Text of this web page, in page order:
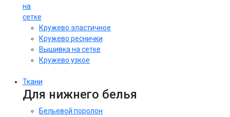
на
сетке
Кружево эластичное
Кружево реснички
Вышивка на сетке
Кружево узкое
Ткани
Для нижнего белья
Бельевой поролон